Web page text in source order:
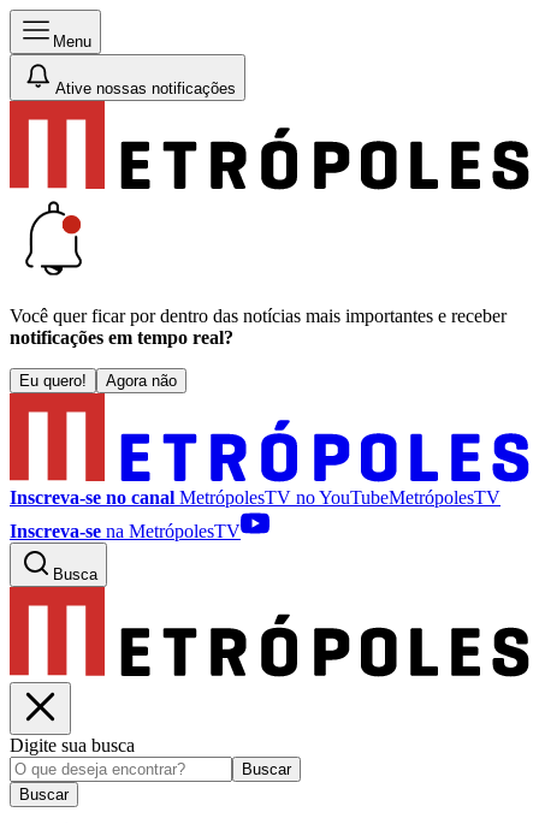
Menu
Ative nossas notificações
Você quer ficar por dentro das notícias mais importantes e receber
notificações em tempo real?
Eu quero! Agora não
Inscreva-se no canal MetrópolesTV noYouTubeMetrópolesTV
Inscreva-se na MetrópolesTV
Busca
Digite sua busca
Buscar
Buscar